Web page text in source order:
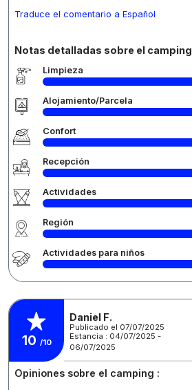
Traduce el comentario a Español
Notas detalladas sobre el camping
Limpieza
Alojamiento/Parcela
Confort
Recepción
Actividades
Región
Actividades para niños
10 /10
Daniel F.
Publicado el 07/07/2025
Estancia : 04/07/2025 -
06/07/2025
Opiniones sobre el camping :